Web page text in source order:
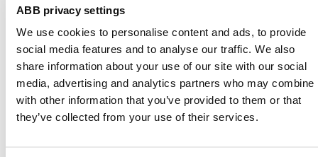
ABB privacy settings
We use cookies to personalise content and ads, to provide
social media features and to analyse our traffic. We also
share information about your use of our site with our social
media, advertising and analytics partners who may combine
with other information that you’ve provided to them or that
they’ve collected from your use of their services.
S2C-H6-11R
2CDS200946R0001
Niet voorraadhoudend - Courant
Nevenapparaat modulair System pro M
compact Hulpcontact 1M+1V
S2C-H11L